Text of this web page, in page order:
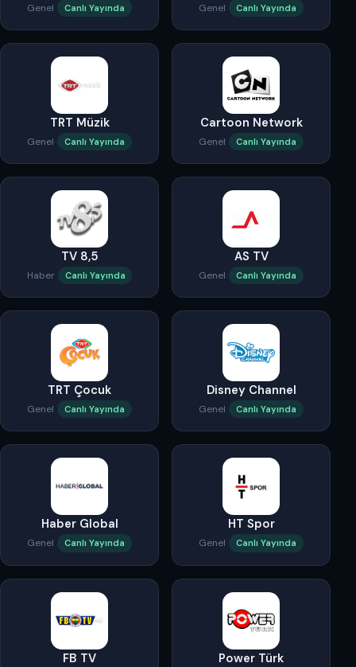
Genel Canlı Yayında Genel Canlı Yayında
TRT Müzik
Genel Canlı Yayında
Cartoon Network
Genel Canlı Yayında
TV 8,5
Haber Canlı Yayında
AS TV
Genel Canlı Yayında
TRT Çocuk
Genel Canlı Yayında
Disney Channel
Genel Canlı Yayında
Haber Global
Genel Canlı Yayında
HT Spor
Genel Canlı Yayında
FB TV Power Türk